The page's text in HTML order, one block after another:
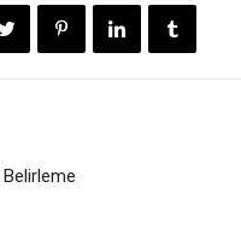
Belirleme